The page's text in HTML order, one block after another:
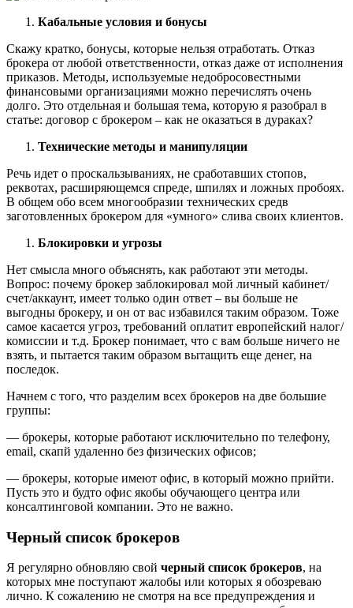
Кабальные условия и бонусы
Скажу кратко, бонусы, которые нельзя отработать. Отказ
брокера от любой ответственности, отказ даже от исполнения
приказов. Методы, используемые недобросовестными
финансовыми организациями можно перечислять очень
долго. Это отдельная и большая тема, которую я разобрал в
статье: договор с брокером – как не оказаться в дураках?
Технические методы и манипуляции
Речь идет о проскальзываниях, не сработавших стопов,
реквотах, расширяющемся спреде, шпилях и ложных пробоях.
В общем обо всем многообразии технических средв
заготовленных брокером для «умного» слива своих клиентов.
Блокировки и угрозы
Нет смысла много объяснять, как работают эти методы.
Вопрос: почему брокер заблокировал мой личный кабинет/
счет/аккаунт, имеет только один ответ – вы больше не
выгодны брокеру, и он от вас избавился таким образом. Тоже
самое касается угроз, требований оплатит европейский налог/
комиссии и т.д. Брокер понимает, что с вам больше ничего не
взять, и пытается таким образом вытащить еще денег, на
последок.
Начнем с того, что разделим всех брокеров на две большие
группы:
— брокеры, которые работают исключительно по телефону,
email, скапй удаленно без физических офисов;
— брокеры, которые имеют офис, в который можно прийти.
Пусть это и будто офис якобы обучающего центра или
консалтинговой компании. Это не важно.
Черный список брокеров
Я регулярно обновляю свой черный список брокеров, на
которых мне поступают жалобы или которых я обозреваю
лично. К сожалению не смотря на все предупреждения и